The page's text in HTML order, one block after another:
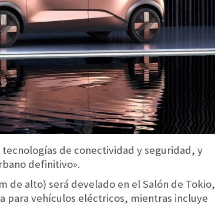
de conectividad y seguridad, y
definitivo».
de alto) será develado en el Salón de Tokio,
para vehículos eléctricos, mientras incluye